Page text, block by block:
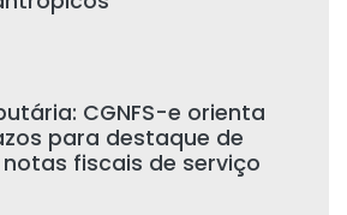
CGNFS-e orienta
para destaque de
notas fiscais de serviço